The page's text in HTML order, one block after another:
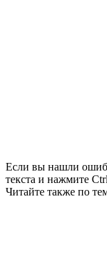
Если вы нашли
текста и нажмите
Читайте также по